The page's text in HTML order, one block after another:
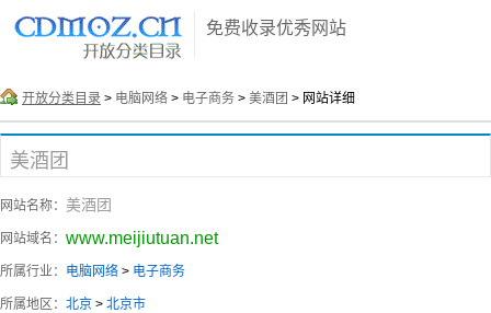
免费收录优秀网站
开放分类目录 > 电脑网络 > 电子商务 > 美酒团 > 网站详细
美酒团
网站名称： 美酒团
网站域名： www.meijiutuan.net
所属行业： 电脑网络 > 电子商务
所属地区： 北京 > 北京市